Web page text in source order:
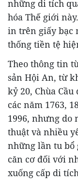
những di tích
hóa Thế giới
in trên giấy bạc
thống tiền tệ
Theo thông tin
sản Hội An, từ
kỷ 20, Chùa
các năm 1763,
1996, nhưng do
thuật và nhiều
những lần tu bổ
căn cơ đối với
xuống cấp di